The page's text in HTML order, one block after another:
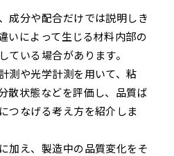
成分や配合だけでは説明しき
いによって生じる材料内部の
ている場合があります。
測や光学計測を用いて、粘
散状態などを評価し、品質ば
つなげる考え方を紹介しま
加え、製造中の品質変化をそ